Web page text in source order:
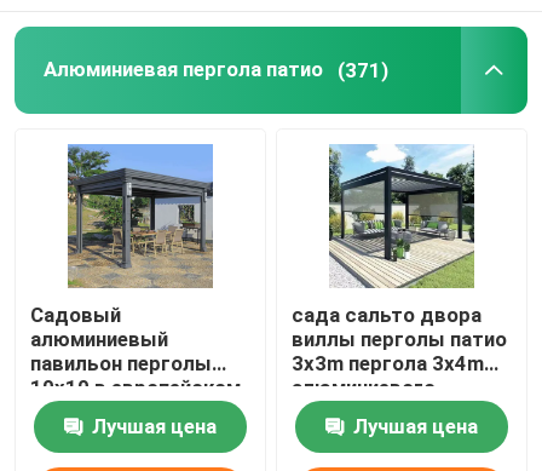
Алюминиевая пергола патио (371)
Садовый
алюминиевый
павильон перголы
10x10 в европейском
стиле
Лучшая цена
сада сальто двора
виллы перголы патио
3x3m пергола 3x4m
алюминиевого
электрического
LouveredЛучшая цена